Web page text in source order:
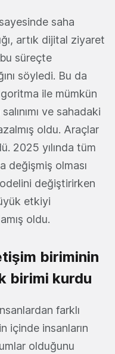
saha
artık dijital ziyaret
süreçte
söyledi. Bu da
ile mümkün
ve sahadaki
oldu. Araçlar
2025 yılında tüm
değişmiş olması
değiştirirken
etkiyi
oldu.
biriminin
birimi kurdu
farklı
içinde insanların
olduğunu